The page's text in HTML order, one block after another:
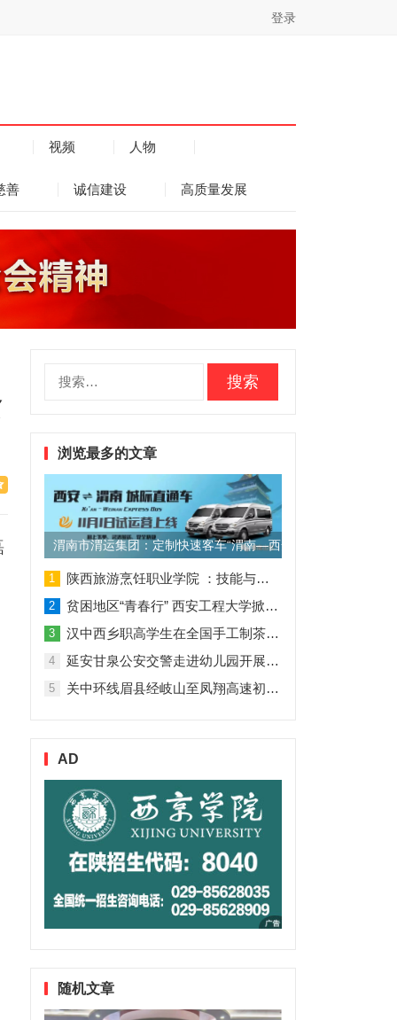
登录
视频 人物
善 诚信建设 高质量发展
浏览最多的文章
渭南市渭运集团：定制快速客车“渭南—西安”11月1日试运营
1 陕西旅游烹饪职业学院 ：技能与理论并行 人才与企业共赢
2 贫困地区“青春行” 西安工程大学掀起“扶贫热”
3 汉中西乡职高学生在全国手工制茶大赛中创佳绩
4 延安甘泉公安交警走进幼儿园开展交通安全专题讲座活动
5 关中环线眉县经岐山至凤翔高速初步设计获批！
AD
随机文章